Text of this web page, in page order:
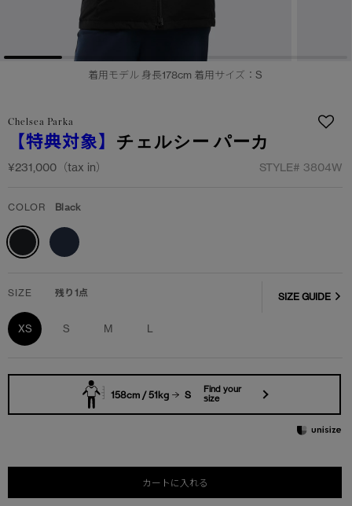
アパレル
アクセサリー
コレクション
アパレル
アクセサリー
コレクション
着用モデル 身長178cm 着用サイズ：S
Chelsea Parka
【特典対象】 チェルシー パーカ
¥231,000（tax in） STYLE#3804W
COLOR Black
SIZE 残り1点
XS S M L
SIZE GUIDE
158cm / 51kg S
Find your
size
カートに入れる